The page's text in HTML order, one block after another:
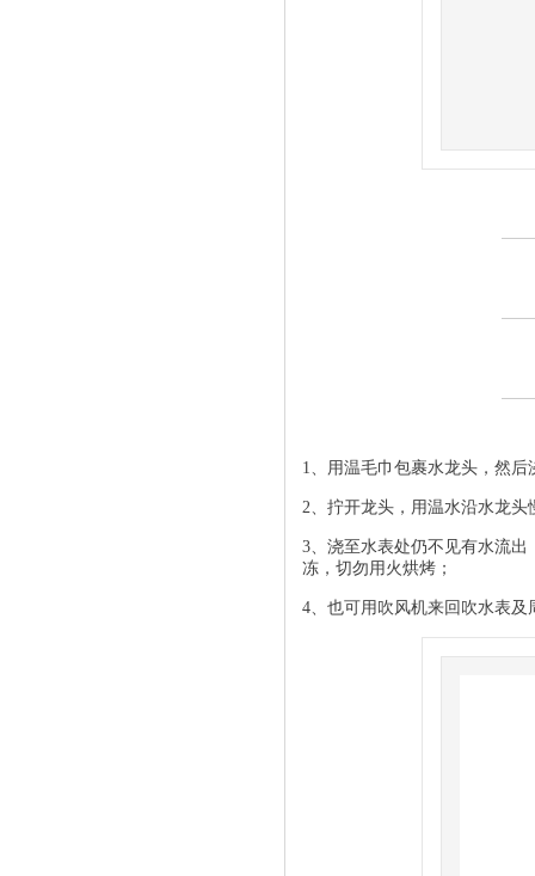
1、用温毛巾包裹水龙头，然
2、拧开龙头，用温水沿水龙
3、浇至水表处仍不见有水流
冻，切勿用火烘烤；
4、也可用吹风机来回吹水表